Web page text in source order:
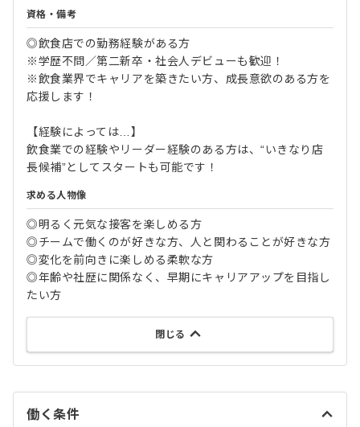
資格・備考
◎飲食店での勤務経験がある方
※学歴不問／第二新卒・社会人デビューも歓迎！
※飲食業界でキャリアを築きたい方、成長意欲のある方を
応援します！
【経験によっては…】
飲食業での経験やリーダー経験のある方は、“いきなり店
長候補”としてスタートも可能です！
求める人物像
◎明るく元気な接客を楽しめる方
◎チームで働くのが好きな方、人と関わることが好きな方
◎変化を前向きに楽しめる柔軟な方
◎年齢や社歴に関係なく、早期にキャリアアップを目指し
たい方
閉じる
働く条件